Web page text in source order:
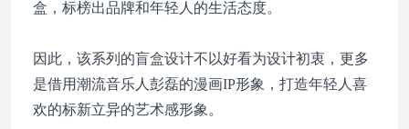
盒，标榜出品牌和年轻人的生活态度。
因此，该系列的盲盒设计不以好看为设计初衷，更多
是借用潮流音乐人彭磊的漫画IP形象，打造年轻人喜
欢的标新立异的艺术感形象。